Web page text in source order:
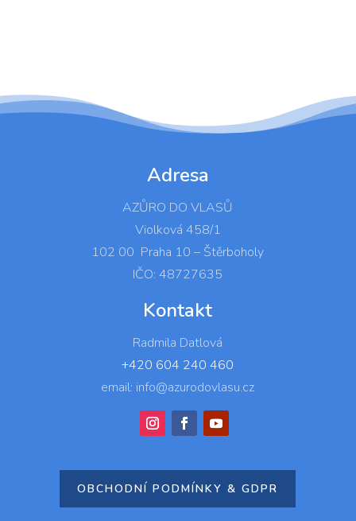
Adresa
AZŮRO DO VLASŮ
Violková 458/1
102 00 Praha 10 – Štěrboholy
IČO: 48727635
Kontakt
Radmila Datlová
+420 604 240 460
email: info@azurodovlasu.cz
OBCHODNÍ PODMÍNKY & GDPR